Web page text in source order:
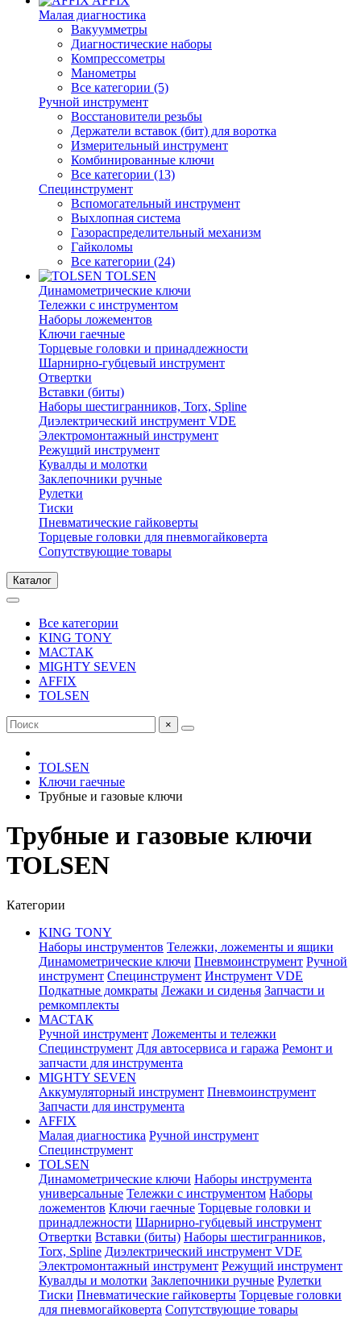
Малая диагностика
Вакуумметры
Диагностические наборы
Компрессометры
Манометры
Все категории (5)
Ручной инструмент
Восстановители резьбы
Держатели вставок (бит) для воротка
Измерительный инструмент
Комбинированные ключи
Все категории (13)
Специнструмент
Вспомогательный инструмент
Выхлопная система
Газораспределительный механизм
Гайколомы
Все категории (24)
TOLSEN
Динамометрические ключи
Тележки с инструментом
Наборы ложементов
Ключи гаечные
Торцевые головки и принадлежности
Шарнирно-губцевый инструмент
Отвертки
Вставки (биты)
Наборы шестигранников, Torx, Spline
Диэлектрический инструмент VDE
Электромонтажный инструмент
Режущий инструмент
Кувалды и молотки
Заклепочники ручные
Рулетки
Тиски
Пневматические гайковерты
Торцевые головки для пневмогайковерта
Сопутствующие товары
Каталог
Все категории
KING TONY
МАСТАК
MIGHTY SEVEN
AFFIX
TOLSEN
×
TOLSEN
Ключи гаечные
Трубные и газовые ключи
Трубные и газовые ключи
TOLSEN
Категории
KING TONY
Наборы инструментов Тележки, ложементы и ящики
Динамометрические ключи Пневмоинструмент Ручной
инструмент Специнструмент Инструмент VDE
Подкатные домкраты Лежаки и сиденья Запчасти и
ремкомплекты
МАСТАК
Ручной инструмент Ложементы и тележки
Специнструмент Для автосервиса и гаража Ремонт и
запчасти для инструмента
MIGHTY SEVEN
Аккумуляторный инструмент Пневмоинструмент
Запчасти для инструмента
AFFIX
Малая диагностика Ручной инструмент
Специнструмент
TOLSEN
Динамометрические ключи Наборы инструмента
универсальные Тележки с инструментом Наборы
ложементов Ключи гаечные Торцевые головки и
принадлежности Шарнирно-губцевый инструмент
Отвертки Вставки (биты) Наборы шестигранников,
Torx, Spline Диэлектрический инструмент VDE
Электромонтажный инструмент Режущий инструмент
Кувалды и молотки Заклепочники ручные Рулетки
Тиски Пневматические гайковерты Торцевые головки
для пневмогайковерта Сопутствующие товары